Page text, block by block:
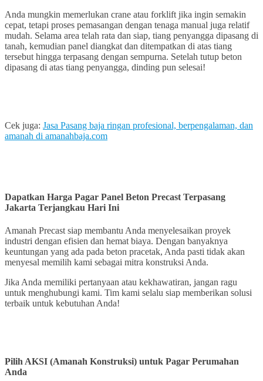
Anda mungkin memerlukan crane atau forklift jika ingin semakin
cepat, tetapi proses pemasangan dengan tenaga manual juga relatif
mudah. Selama area telah rata dan siap, tiang penyangga dipasang di
tanah, kemudian panel diangkat dan ditempatkan di atas tiang
tersebut hingga terpasang dengan sempurna. Setelah tutup beton
dipasang di atas tiang penyangga, dinding pun selesai!
Cek juga: Jasa Pasang baja ringan profesional, berpengalaman, dan
amanah di amanahbaja.com
Dapatkan Harga Pagar Panel Beton Precast Terpasang
Jakarta Terjangkau Hari Ini
Amanah Precast siap membantu Anda menyelesaikan proyek
industri dengan efisien dan hemat biaya. Dengan banyaknya
keuntungan yang ada pada beton pracetak, Anda pasti tidak akan
menyesal memilih kami sebagai mitra konstruksi Anda.
Jika Anda memiliki pertanyaan atau kekhawatiran, jangan ragu
untuk menghubungi kami. Tim kami selalu siap memberikan solusi
terbaik untuk kebutuhan Anda!
Pilih AKSI (Amanah Konstruksi) untuk Pagar Perumahan
Anda